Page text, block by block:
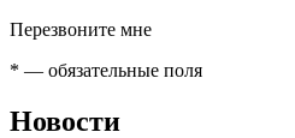
Перезвоните мне
* — обязательные поля
Новости